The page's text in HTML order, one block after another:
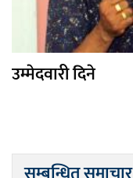
उम्मेदवारी दिने